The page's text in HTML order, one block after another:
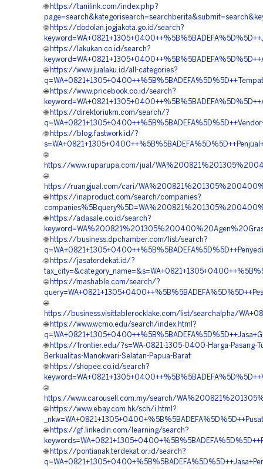
🌐 https://tanilink.com/index.php?
🌐 https://dodolan.jogjakota.go.id/search?
🌐 https://lakukan.co.id/search?
🌐 https://www.jualaku.id/all-categories?
🌐 https://www.pricebook.co.id/search?
🌐 https://direktoriukm.com/search/?
🌐 https://blog.fastwork.id/?
🌐
https://www.ruparupa.com/jual/
🌐
https://ruangjual.com/cari/
🌐 https://inaproduct.com/search/companies?
🌐 https://adasale.co.id/search?
🌐 https://business.dpchamber.com/list/search?
🌐 https://jasaterdekat.id/?
🌐 https://mashable.com/search/?
🌐
https://business.visittablerocklake.com/list/searchalpha/
🌐 https://www.wcmo.edu/search/index.html?
🌐 https://frontier.edu/?s=WA-0821-1305-0400-Harga-Pasang-
Berkualitas-Manokwari-Selatan-Papua-Barat
🌐 https://shopee.co.id/search?
🌐
https://www.carousell.com.my/search/
🌐 https://www.ebay.com.hk/sch/i.html?
🌐 https://gf.linkedin.com/learning/search?
🌐 https://pontianak.terdekat.or.id/search?